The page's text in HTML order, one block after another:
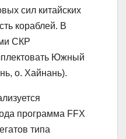
сил китайских
кораблей. В
СКР
Южный
о. Хайнань).
программа FFX
типа